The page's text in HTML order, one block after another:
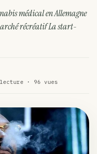
RECETTE
cuillère
de chanvre
ACTU
médical en Allemagne
récréatif La start-
· 96 vues